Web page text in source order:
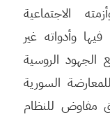
الاجتماعية
وأدواته غير
الروسية
السورية
مفاوض للنظام